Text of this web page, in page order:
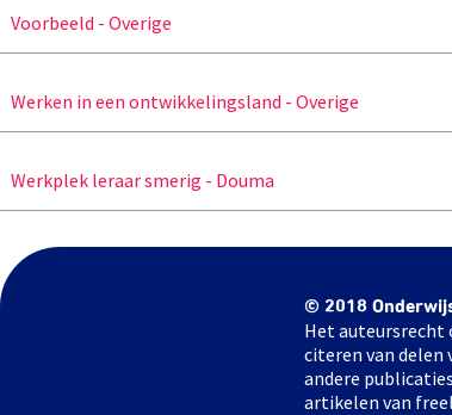
Voorbeeld - Overige
Werken in een ontwikkelingsland - Overige
Werkplek leraar smerig - Douma
© 2018
Het auteursrecht
citeren van
andere
artikelen van